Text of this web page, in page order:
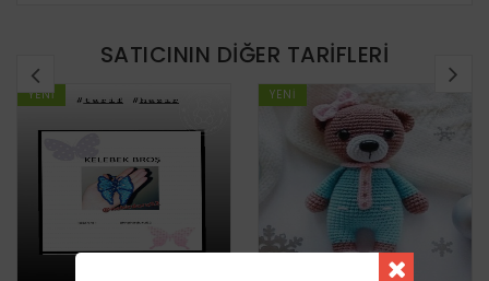
SATICININ DIĞER TARIFLERI
YENI YENI